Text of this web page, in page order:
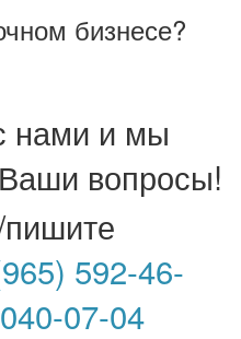
бизнесе?
нами и мы
вопросы!
592-46-
07-04